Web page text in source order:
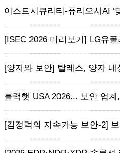
이스트시큐리티-퓨리오사AI ‘
[ISEC 2026 미리보기] LG유
[양자와 보안] 탈레스, 양자 내
블랙햇 USA 2026... 보안 업계
[김정덕의 지속가능 보안-2]